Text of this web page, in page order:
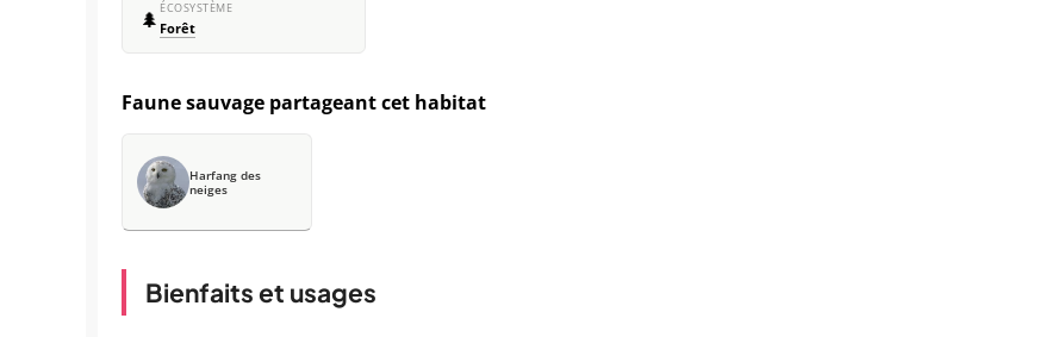
🌲 ÉCOSYSTÈME
Forêt
Faune sauvage partageant cet habitat
Harfang des
neiges
Bienfaits et usages